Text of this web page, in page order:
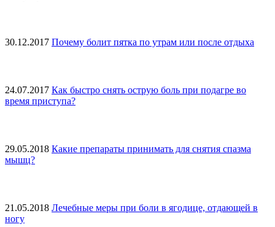
30.12.2017 Почему болит пятка по утрам или после отдыха
24.07.2017 Как быстро снять острую боль при подагре во
время приступа?
29.05.2018 Какие препараты принимать для снятия спазма
мышц?
21.05.2018 Лечебные меры при боли в ягодице, отдающей в
ногу